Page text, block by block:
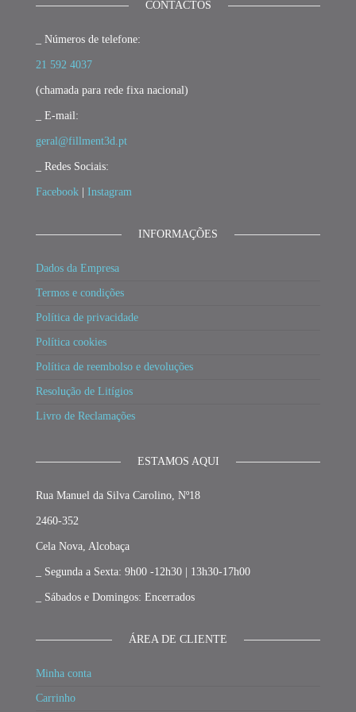
CONTACTOS
_ Números de telefone:
21 592 4037
(chamada para rede fixa nacional)
_ E-mail:
geral@fillment3d.pt
_ Redes Sociais:
Facebook Instagram
INFORMAÇÕES
Dados da Empresa
Termos e condições
Política de privacidade
Política cookies
Política de reembolso e devoluções
Resolução de Litígios
Livro de Reclamações
ESTAMOS AQUI
Rua Manuel da Silva Carolino, Nº18
2460-352
Cela Nova, Alcobaça
_ Segunda a Sexta: 9h00 -12h30 | 13h30-17h00
_ Sábados e Domingos: Encerrados
ÁREA DE CLIENTE
Minha conta
Carrinho